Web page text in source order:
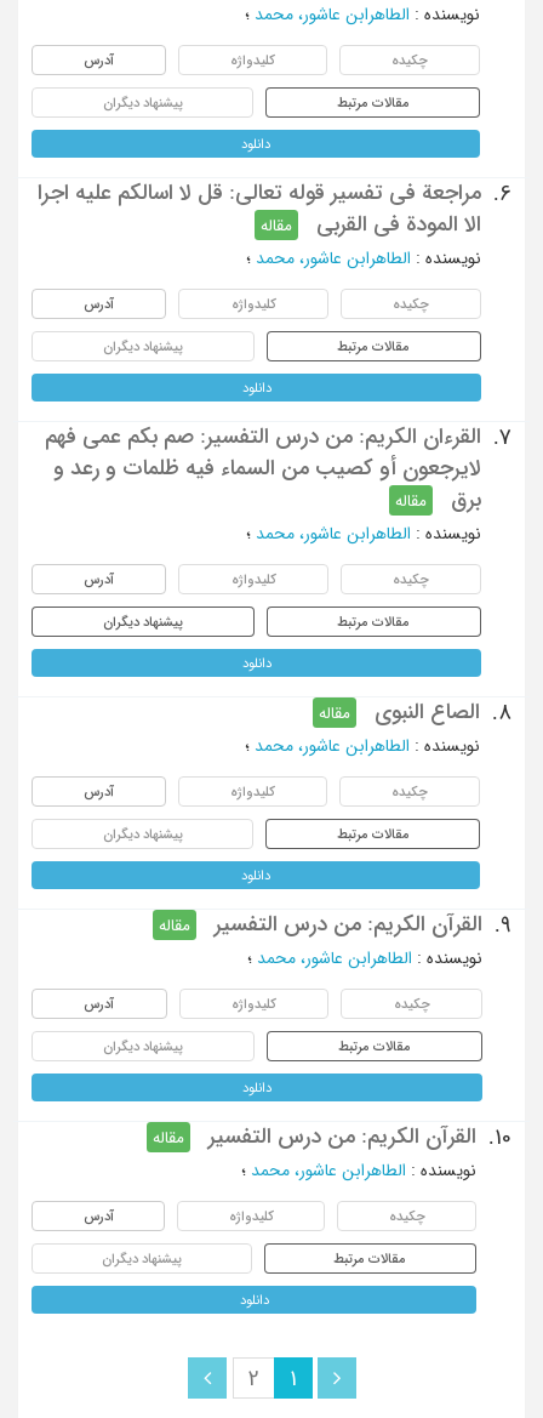
نویسنده : الطاهرابن عاشور، محمد ؛
چکیده کلیدواژه آدرس
مقالات مرتبط پیشنهاد دیگران
دانلود
6.
مراجعة فی تفسیر قوله تعالی: قل لا اسالکم علیه اجرا
الا المودة فی القربی
مقاله
نویسنده : الطاهرابن عاشور، محمد ؛
چکیده کلیدواژه آدرس
مقالات مرتبط پیشنهاد دیگران
دانلود
7.
القرءان الکریم: من درس التفسیر: صم بکم عمی فهم
لایرجعون أو کصیب من السماء فیه ظلمات و رعد و
برق
مقاله
نویسنده : الطاهرابن عاشور، محمد ؛
چکیده کلیدواژه آدرس
مقالات مرتبط پیشنهاد دیگران
دانلود
8. الصاع النبوی
مقاله
نویسنده : الطاهرابن عاشور، محمد ؛
چکیده کلیدواژه آدرس
مقالات مرتبط پیشنهاد دیگران
دانلود
9. القرآن الکریم: من درس التفسیر
مقاله
نویسنده : الطاهرابن عاشور، محمد ؛
چکیده کلیدواژه آدرس
مقالات مرتبط پیشنهاد دیگران
دانلود
10. القرآن الکریم: من درس التفسیر
مقاله
نویسنده : الطاهرابن عاشور، محمد ؛
چکیده کلیدواژه آدرس
مقالات مرتبط پیشنهاد دیگران
دانلود
1
2